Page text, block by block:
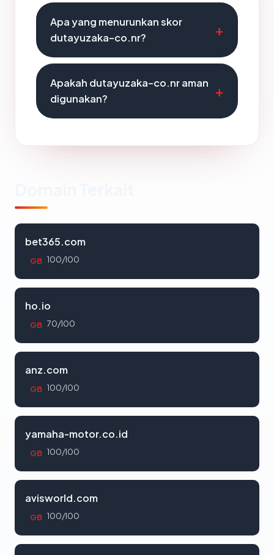
Apa yang menurunkan skor
dutayuzaka-co.nr?
Apakah dutayuzaka-co.nr aman
digunakan?
bet365.com
GB 100/100
ho.io
GB 70/100
anz.com
GB 100/100
yamaha-motor.co.id
GB 100/100
avisworld.com
GB 100/100